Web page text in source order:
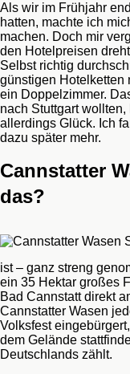
Als wir im Frühjahr
hatten, machte ich
machen. Doch mir
den Hotelpreisen
Selbst richtig
günstigen Hotelketten
ein Doppelzimmer.
nach Stuttgart
allerdings Glück. Ich
dazu später mehr.
Cannstatter
das?
ist – ganz streng
ein 35 Hektar großes
Bad Cannstatt direkt
Cannstatter Wasen
Volksfest
dem Gelände
Deutschlands zählt.